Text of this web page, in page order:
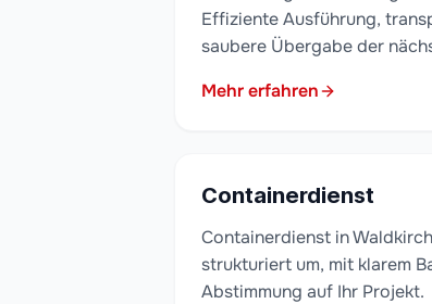
Effiziente Ausführung,
saubere Übergabe der
Mehr erfahren
Containerdienst
Containerdienst in
strukturiert um, mit klarem
Abstimmung auf Ihr Projekt.